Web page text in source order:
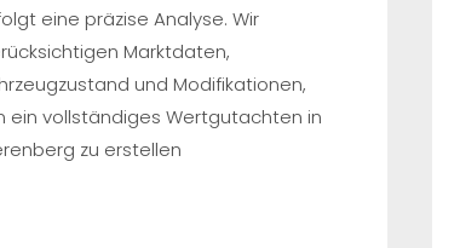
eine präzise Analyse. Wir
Marktdaten,
und Modifikationen,
ein vollständiges Wertgutachten in
zu erstellen